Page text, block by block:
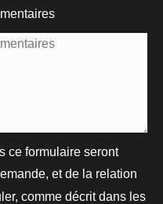
ce formulaire seront
et de la relation
comme décrit dans les